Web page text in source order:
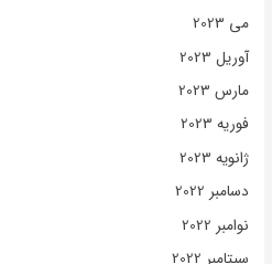
می 2023
آوریل 2023
مارس 2023
فوریه 2023
ژانویه 2023
دسامبر 2022
نوامبر 2022
سپتامبر 2022